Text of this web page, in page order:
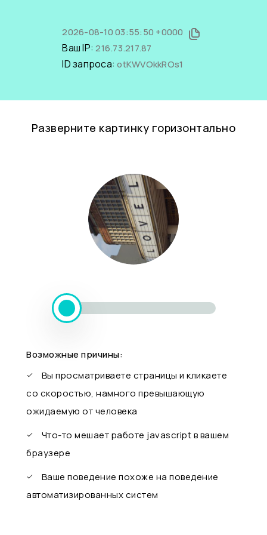
2026-08-10 03:55:50 +0000
Ваш IP:216.73.217.87
ID запроса:otKWVOkkROs1
Разверните картинку горизонтально
Возможные причины:
Вы просматриваете страницы и кликаете
со скоростью, намного превышающую
ожидаемую от человека
Что-то мешает работе javascript в вашем
браузере
Ваше поведение похоже на поведение
автоматизированных систем